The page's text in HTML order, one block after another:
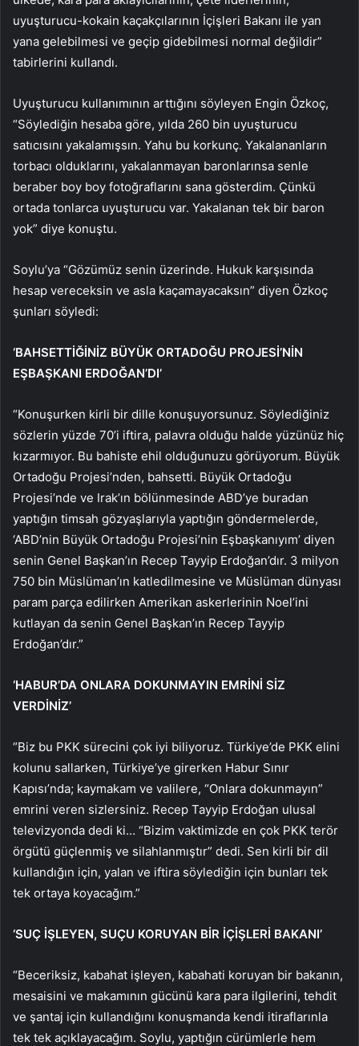
uyuşturucu-kokain kaçakçılarının İçişleri Bakanı ile yan
yana gelebilmesi ve geçip gidebilmesi normal değildir”
tabirlerini kullandı.
Uyuşturucu kullanımının arttığını söyleyen Engin Özkoç,
“Söylediğin hesaba göre, yılda 260 bin uyuşturucu
satıcısını yakalamışsın. Yahu bu korkunç. Yakalananların
torbacı olduklarını, yakalanmayan baronlarınsa senle
beraber boy boy fotoğraflarını sana gösterdim. Çünkü
ortada tonlarca uyuşturucu var. Yakalanan tek bir baron
yok” diye konuştu.
Soylu’ya “Gözümüz senin üzerinde. Hukuk karşısında
hesap vereceksin ve asla kaçamayacaksın” diyen Özkoç
şunları söyledi:
‘BAHSETTİĞİNİZ BÜYÜK ORTADOĞU PROJESİ’NİN
EŞBAŞKANI ERDOĞAN’DI’
“Konuşurken kirli bir dille konuşuyorsunuz. Söylediğiniz
sözlerin yüzde 70’i iftira, palavra olduğu halde yüzünüz hiç
kızarmıyor. Bu bahiste ehil olduğunuzu görüyorum. Büyük
Ortadoğu Projesi’nden, bahsetti. Büyük Ortadoğu
Projesi’nde ve Irak’ın bölünmesinde ABD’ye buradan
yaptığın timsah gözyaşlarıyla yaptığın göndermelerde,
‘ABD’nin Büyük Ortadoğu Projesi’nin Eşbaşkanıyım’ diyen
senin Genel Başkan’ın Recep Tayyip Erdoğan’dır. 3 milyon
750 bin Müslüman’ın katledilmesine ve Müslüman dünyası
param parça edilirken Amerikan askerlerinin Noel’ini
kutlayan da senin Genel Başkan’ın Recep Tayyip
Erdoğan’dır.”
‘HABUR’DA ONLARA DOKUNMAYIN EMRİNİ SİZ
VERDİNİZ’
“Biz bu PKK sürecini çok iyi biliyoruz. Türkiye’de PKK elini
kolunu sallarken, Türkiye’ye girerken Habur Sınır
Kapısı’nda; kaymakam ve valilere, “Onlara dokunmayın”
emrini veren sizlersiniz. Recep Tayyip Erdoğan ulusal
televizyonda dedi ki… “Bizim vaktimizde en çok PKK terör
örgütü güçlenmiş ve silahlanmıştır” dedi. Sen kirli bir dil
kullandığın için, yalan ve iftira söylediğin için bunları tek
tek ortaya koyacağım.”
‘SUÇ İŞLEYEN, SUÇU KORUYAN BİR İÇİŞLERİ BAKANI’
“Beceriksiz, kabahat işleyen, kabahati koruyan bir bakanın,
mesaisini ve makamının gücünü kara para ilgilerini, tehdit
ve şantaj için kullandığını konuşmanda kendi itiraflarınla
tek tek açıklayacağım. Soylu, yaptığın cürümlerle hem